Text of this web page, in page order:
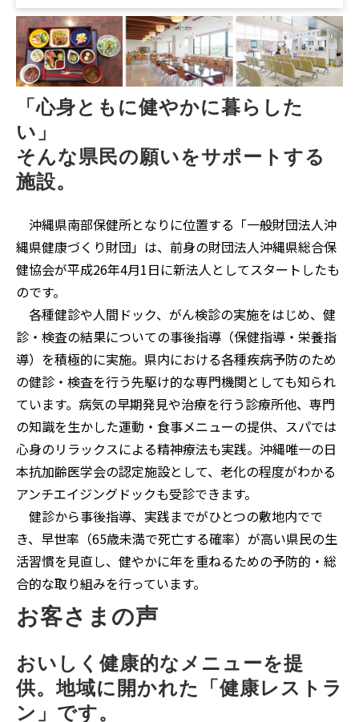
「心身ともに健やかに暮らした
い」
そんな県民の願いをサポートする
施設。
沖縄県南部保健所となりに位置する「一般財団法人沖
縄県健康づくり財団」は、前身の財団法人沖縄県総合保
健協会が平成26年4月1日に新法人としてスタートしたも
のです。
各種健診や人間ドック、がん検診の実施をはじめ、健
診・検査の結果についての事後指導（保健指導・栄養指
導）を積極的に実施。県内における各種疾病予防のため
の健診・検査を行う先駆け的な専門機関としても知られ
ています。病気の早期発見や治療を行う診療所他、専門
の知識を生かした運動・食事メニューの提供、スパでは
心身のリラックスによる精神療法も実践。沖縄唯一の日
本抗加齢医学会の認定施設として、老化の程度がわかる
アンチエイジングドックも受診できます。
健診から事後指導、実践までがひとつの敷地内でで
き、早世率（65歳未満で死亡する確率）が高い県民の生
活習慣を見直し、健やかに年を重ねるための予防的・総
合的な取り組みを行っています。
お客さまの声
おいしく健康的なメニューを提
供。地域に開かれた「健康レストラ
ン」です。